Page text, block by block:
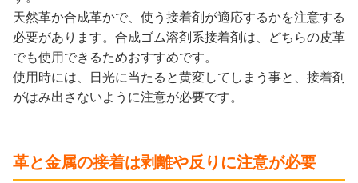
天然革か合成革かで、使う接着剤が適応するかを注意する
必要があります。合成ゴム溶剤系接着剤は、どちらの皮革
でも使用できるためおすすめです。
使用時には、日光に当たると黄変してしまう事と、接着剤
がはみ出さないように注意が必要です。
革と金属の接着は剥離や反りに注意が必要